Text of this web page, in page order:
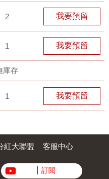
2 我要預留
1 我要預留
庫存
1 我要預留
紅大聯盟 客服中心
訂閱